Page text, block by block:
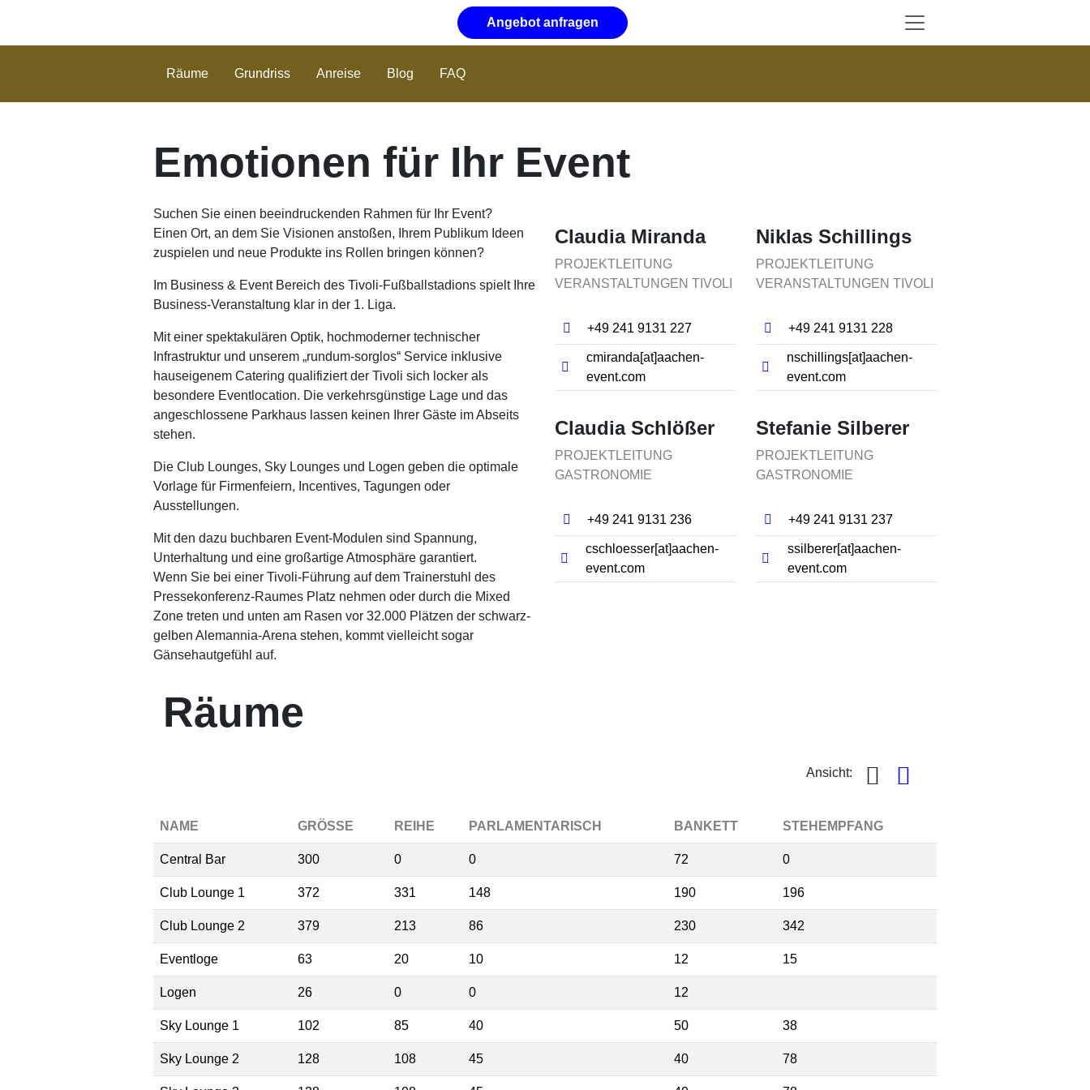
Angebot anfragen
Räume Grundriss Anreise Blog FAQ
Emotionen für Ihr Event
Suchen Sie einen beeindruckenden Rahmen für Ihr Event?
Einen Ort, an dem Sie Visionen anstoßen, Ihrem Publikum Ideen
zuspielen und neue Produkte ins Rollen bringen können?
Im Business & Event Bereich des Tivoli-Fußballstadions spielt Ihre
Business-Veranstaltung klar in der 1. Liga.
Mit einer spektakulären Optik, hochmoderner technischer
Infrastruktur und unserem „rundum-sorglos“ Service inklusive
hauseigenem Catering qualifiziert der Tivoli sich locker als
besondere Eventlocation. Die verkehrsgünstige Lage und das
angeschlossene Parkhaus lassen keinen Ihrer Gäste im Abseits
stehen.
Die Club Lounges, Sky Lounges und Logen geben die optimale
Vorlage für Firmenfeiern, Incentives, Tagungen oder
Ausstellungen.
Mit den dazu buchbaren Event-Modulen sind Spannung,
Unterhaltung und eine großartige Atmosphäre garantiert.
Wenn Sie bei einer Tivoli-Führung auf dem Trainerstuhl des
Pressekonferenz-Raumes Platz nehmen oder durch die Mixed
Zone treten und unten am Rasen vor 32.000 Plätzen der schwarz-
gelben Alemannia-Arena stehen, kommt vielleicht sogar
Gänsehautgefühl auf.
Claudia Miranda
PROJEKTLEITUNG
VERANSTALTUNGEN TIVOLI
+49 241 9131 227
cmiranda[at]​aachen-
event.com
Niklas Schillings
PROJEKTLEITUNG
VERANSTALTUNGEN TIVOLI
+49 241 9131 228
nschillings[at]​aachen-
event.com
Claudia Schlößer
PROJEKTLEITUNG
GASTRONOMIE
+49 241 9131 236
cschloesser[at]​aachen-
event.com
Stefanie Silberer
PROJEKTLEITUNG
GASTRONOMIE
+49 241 9131 237
ssilberer[at]​aachen-
event.com
Räume
Ansicht:
NAME GRÖSSE REIHE PARLAMENTARISCH BANKETT STEHEMPFANG
Central Bar 300 0 0 72 0
Club Lounge 1 372 331 148 190 196
Club Lounge 2 379 213 86 230 342
Eventloge 63 20 10 12 15
Logen 26 0 0 12
Sky Lounge 1 102 85 40 50 38
Sky Lounge 2 128 108 45 40 78